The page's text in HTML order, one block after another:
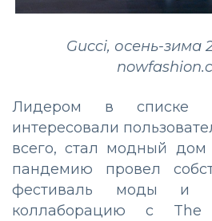
Gucci, осень-зима
Лидером в списке
интересовали
всего, стал модный дом
пандемию провел
фестиваль моды и
коллаборацию с